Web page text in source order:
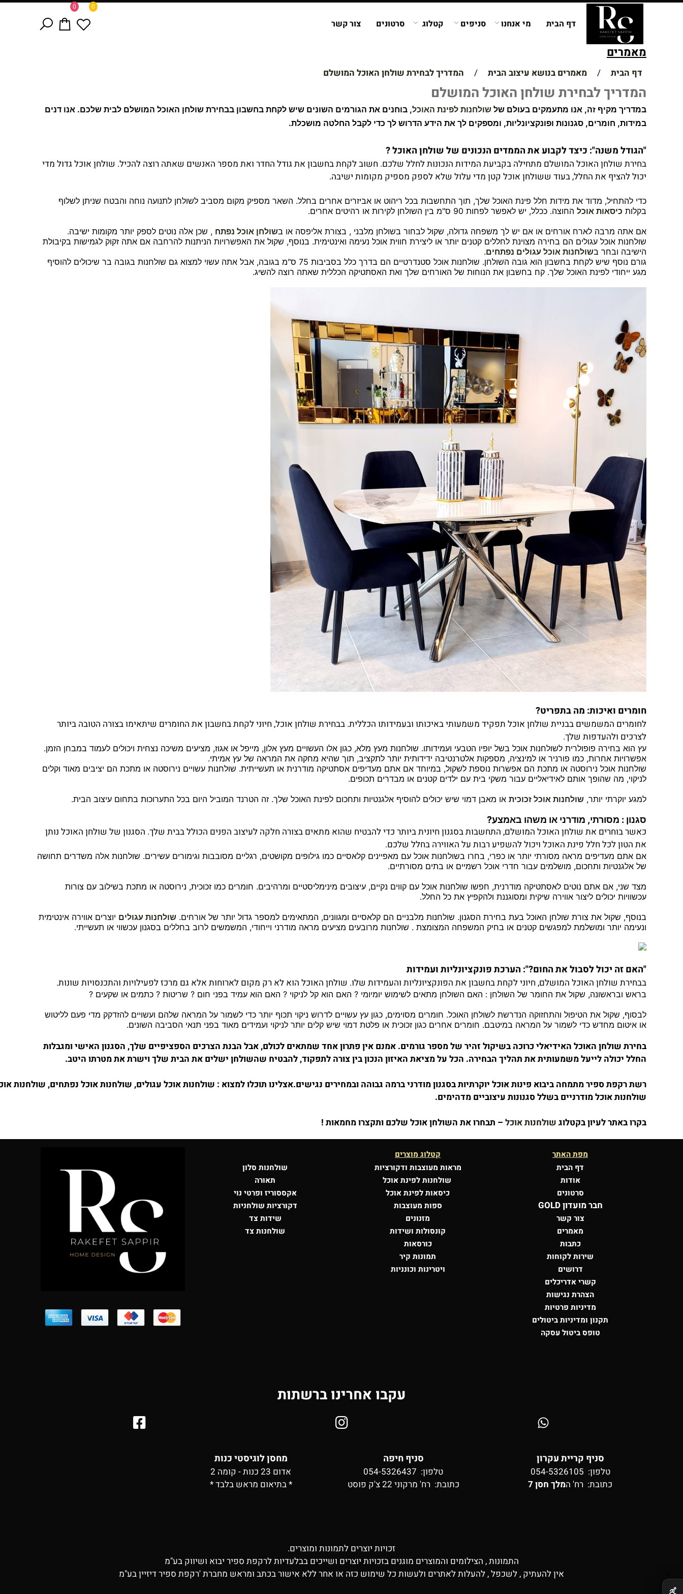
0 0
דף הבית מי אנחנו סניפים קטלוג סרטונים צור קשר
מאמרים
דף הבית / מאמרים בנושא עיצוב הבית / המדריך לבחירת שולחן האוכל המושלם
המדריך לבחירת שולחן האוכל המושלם
במדריך מקיף זה, אנו מתעמקים בעולם של שולחנות לפינת האוכל, בוחנים את הגורמים השונים שיש לקחת בחשבון בבחירת שולחן האוכל המושלם לבית שלכם. אנו דנים
במידות, חומרים, סגנונות ופונקציונליות, ומספקים לך את הידע הדרוש לך כדי לקבל החלטה מושכלת.
"הגודל משנה": כיצד לקבוע את הממדים הנכונים של שולחן האוכל ?
בחירת שולחן האוכל המושלם מתחילה בקביעת המידות הנכונות לחלל שלכם. חשוב לקחת בחשבון את גודל החדר ואת מספר האנשים שאתה רוצה להכיל. שולחן אוכל גדול מדי
יכול להציף את החלל, בעוד ששולחן אוכל קטן מדי עלול שלא לספק מספיק מקומות ישיבה.
כדי להתחיל, מדוד את מידות חלל פינת האוכל שלך, תוך התחשבות בכל ריהוט או אביזרים אחרים בחלל. השאר מספיק מקום מסביב לשולחן לתנועה נוחה והבטח שניתן לשלוף
בקלות כיסאות אוכל החוצה. ככלל, יש לאפשר לפחות 90 ס"מ בין השולחן לקירות או רהיטים אחרים.
אם אתה מרבה לארח אורחים או אם יש לך משפחה גדולה, שקול לבחור בשולחן מלבני , בצורת אליפסה או בשולחן אוכל נפתח , שכן אלה נוטים לספק יותר מקומות ישיבה.
שולחנות אוכל עגולים הם בחירה מצוינת לחללים קטנים יותר או ליצירת חווית אוכל נעימה ואינטימית. בנוסף, שקול את האפשרויות הניתנות להרחבה אם אתה זקוק לגמישות בקיבולת
הישיבה ובחר בשולחנות אוכל עגולים נפתחים.
גורם נוסף שיש לקחת בחשבון הוא גובה השולחן. שולחנות אוכל סטנדרטיים הם בדרך כלל בסביבות 75 ס"מ בגובה, אבל אתה עשוי למצוא גם שולחנות בגובה בר שיכולים להוסיף
מגע ייחודי לפינת האוכל שלך. קח בחשבון את הנוחות של האורחים שלך ואת האסתטיקה הכללית שאתה רוצה להשיג.
חומרים ואיכות: מה בתפריט?
לחומרים המשמשים בבניית שולחן אוכל תפקיד משמעותי באיכותו ובעמידותו הכללית. בבחירת שולחן אוכל, חיוני לקחת בחשבון את החומרים שיתאימו בצורה הטובה ביותר
לצרכים ולהעדפות שלך.
עץ הוא בחירה פופולרית לשולחנות אוכל בשל יופיו הטבעי ועמידותו. שולחנות מעץ מלא, כגון אלו העשויים מעץ אלון, מייפל או אגוז, מציעים משיכה נצחית ויכולים לעמוד במבחן הזמן.
אפשרויות אחרות, כמו פורניר או למינציה, מספקות אלטרנטיבה ידידותית יותר לתקציב, תוך שהיא מחקה את המראה של עץ אמיתי.
שולחנות אוכל נירוסטה או מתכת הם אפשרות נוספת לשקול, במיוחד אם אתם מעדיפים אסתטיקה מודרנית או תעשייתית. שולחנות עשויים נירוסטה או מתכת הם יציבים מאוד וקלים
לניקוי, מה שהופך אותם לאידיאליים עבור משקי בית עם ילדים קטנים או מבדרים תכופים.
למגע יוקרתי יותר, שולחנות אוכל זכוכית או מאבן דמוי שיש יכולים להוסיף אלגנטיות ותחכום לפינת האוכל שלך. זה הטרנד המוביל היום בכל התערוכות בתחום עיצוב הבית.
סגנון : מסורתי, מודרני או משהו באמצע?
כאשר בוחרים את שולחן האוכל המושלם, התחשבות בסגנון חיונית ביותר כדי להבטיח שהוא מתאים בצורה חלקה לעיצוב הפנים הכולל בבית שלך. הסגנון של שולחן האוכל נותן
את הטון לכל חלל פינת האוכל ויכול להשפיע רבות על האווירה בחלל שלכם.
אם אתם מעדיפים מראה מסורתי יותר או כפרי, בחרו בשולחנות אוכל עם מאפיינים קלאסיים כמו גילופים מקושטים, רגליים מסובבות וגימורים עשירים. שולחנות אלה משדרים תחושה
של אלגנטיות ותחכום, מושלמים עבור חדרי אוכל רשמיים או בתים מסורתיים.
מצד שני, אם אתם נוטים לאסתטיקה מודרנית, חפשו שולחנות אוכל עם קווים נקיים, עיצובים מינימליסטיים ומרהיבים. חומרים כמו זכוכית, נירוסטה או מתכת בשילוב עם צורות
עכשוויות יכולים ליצור אווירה שיקית ומסוגננת ולהקפיץ את כל החלל.
בנוסף, שקול את צורת שולחן האוכל בעת בחירת הסגנון. שולחנות מלבניים הם קלאסיים ומגוונים, המתאימים למספר גדול יותר של אורחים. שולחנות עגולים יוצרים אווירה אינטימית
ונעימה יותר ומושלמת למפגשים קטנים או בחיק המשפחה המצומצת . שולחנות מרובעים מציעים מראה מודרני וייחודי, המשמשים לרוב בחללים בסגנון עכשווי או תעשייתי.
"האם זה יכול לסבול את החום?": הערכת פונקציונליות ועמידות
בבחירת שולחן האוכל המושלם, חיוני לקחת בחשבון את הפונקציונליות והעמידות שלו. שולחן האוכל הוא לא רק מקום לארוחות אלא גם מרכז לפעילויות והתכנסויות שונות.
בראש ובראשונה, שקול את החומר של השולחן : האם השולחן מתאים לשימוש יומיומי ? האם הוא קל לניקוי ? האם הוא עמיד בפני חום ? שריטות ? כתמים או שקעים ?
לבסוף, שקול את הטיפול והתחזוקה הנדרשת לשולחן האוכל. חומרים מסוימים, כגון עץ עשויים לדרוש ניקוי תכוף יותר כדי לשמור על המראה שלהם ועשויים להזדקק מדי פעם לליטוש
או איטום מחדש כדי לשמור על המראה במיטבם. חומרים אחרים כגון זכוכית או פלטת דמוי שיש קלים יותר לניקוי ועמידים מאוד בפני תנאי הסביבה השונים.
בחירת שולחן האוכל האידיאלי כרוכה בשיקול זהיר של מספר גורמים. אמנם אין פתרון אחד שמתאים לכולם, אבל הבנת הצרכים הספציפיים שלך, הסגנון האישי ומגבלות
החלל יכולה לייעל משמעותית את תהליך הבחירה. הכל על מציאת האיזון הנכון בין צורה לתפקוד, להבטיח שהשולחן ישלים את הבית שלך וישרת את מטרתו היטב.
רשתרקפתספירמתמחה ביבוא פינותאוכל יוקרתיותבסגנוןמודרניברמה גבוהה ובמחירים נגישים.אצלינו תוכלולמצוא : שולחנותאוכל עגולים, שולחנותאוכל נפתחים, שולחנות
שולחנות אוכל מודרניים בשללסגנונות עיצוביים מדהימים.
בקרובאתרלעיוןבקטלוג שולחנותאוכל – תבחרואת השולחןאוכל שלכם ותקצרומחמאות !
מפת האתר
דף הבית
אודות
סרטונים
חבר מועדון GOLD
צור קשר
מאמרים
כתבות
שירות לקוחות
דרושים
קשרי אדריכלים
הצהרת נגישות
מדיניות פרטיות
תקנון ומדיניות ביטולים
טופס ביטול עסקה
קטלוג מוצרים
מראות מעוצבות ודקורציות
שולחנות לפינת אוכל
כיסאות לפינת אוכל
ספות מעוצבות
מזנונים
קונסולות ושידות
כורסאות
תמונות קיר
ויטרינות וכונניות
שולחנות סלון
תאורה
אקססוריז ופרטי נוי
דקורציות שולחניות
שידות צד
שולחנות צד
עקבו אחרינו ברשתות
סניף קריית עקרון
טלפון: 054-5326105
כתובת: רח' המלך חסן 7
סניף חיפה
טלפון: 054-5326437
כתובת: רח' מרקוני 22 צ'ק פוסט
מחסן לוגיסטי כנות
אדום 23 כנות - קומה 2
* בתיאום מראש בלבד *
זכויות יוצרים לתמונות ומוצרים.
התמונות , הצילומים והמוצרים מוגנים בזכויות יוצרים ושייכים בבלעדיות לרקפת ספיר יבוא ושיווק בע"מ
אין להעתיק , לשכפל , להעלות לאתרים ולעשות כל שימוש כזה או אחר ללא אישור בכתב ומראש מחברת 'רקפת ספיר דיזיין בע"מ